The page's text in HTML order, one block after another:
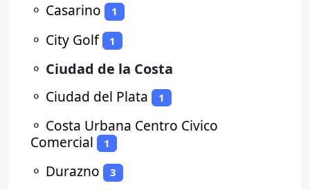
⚬ Casarino 1
⚬ City Golf 1
⚬ Ciudad de la Costa
⚬ Ciudad del Plata 1
⚬ Costa Urbana Centro Civico
Comercial
1
⚬ Durazno 3